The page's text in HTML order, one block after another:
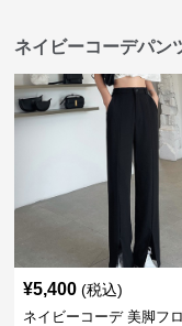
ネイビーコーデパン
¥5,400 (税込)
ネイビーコーデ 美脚フ